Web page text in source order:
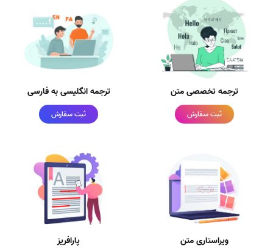
ترجمه تخصصی متن
ثبت سفارش
ترجمه انگلیسی به فارسی
ثبت سفارش
ویراستاری متن پارافریز